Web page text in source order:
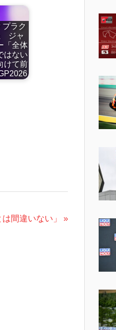
プラク
ジャ
「全体
はない
けて前
間違いない」